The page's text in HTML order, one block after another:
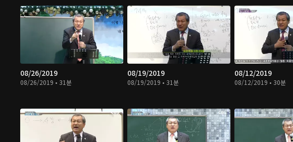
08/26/2019
08/26/2019 • 31분
08/19/2019
08/19/2019 • 31분
08/12/2019
08/12/2019 • 30분